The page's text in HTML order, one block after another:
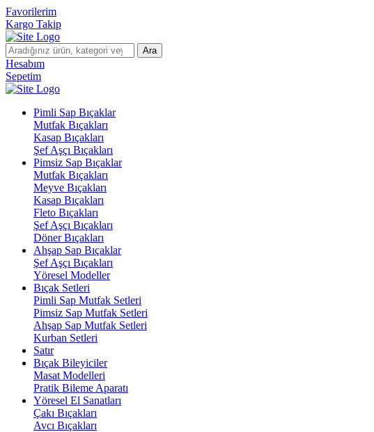
Favorilerim
Kargo Takip
Ara
Hesabım
Sepetim
Pimli Sap Bıçaklar
Mutfak Bıçakları
Kasap Bıçakları
Şef Aşçı Bıçakları
Pimsiz Sap Bıçaklar
Mutfak Bıçakları
Meyve Bıçakları
Kasap Bıçakları
Fleto Bıçakları
Şef Aşçı Bıçakları
Döner Bıçakları
Ahşap Sap Bıçaklar
Şef Aşçı Bıçakları
Yöresel Modeller
Bıçak Setleri
Pimli Sap Mutfak Setleri
Pimsiz Sap Mutfak Setleri
Ahşap Sap Mutfak Setleri
Kurban Setleri
Satır
Bıçak Bileyiciler
Masat Modelleri
Pratik Bileme Aparatı
Yöresel El Sanatları
Çakı Bıçakları
Avcı Bıçakları